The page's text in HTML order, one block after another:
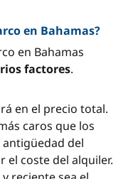
en Bahamas?
en Bahamas
factores.
en el precio total.
caros que los
antigüedad del
el coste del alquiler.